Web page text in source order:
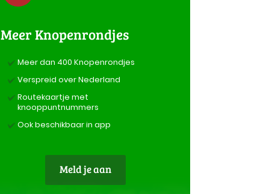
Meer Knopenrondjes
Meer dan 400 Knopenrondjes
Verspreid over Nederland
Routekaartje met
knooppuntnummers
Ook beschikbaar in app
Meld je aan